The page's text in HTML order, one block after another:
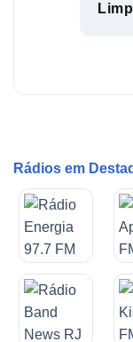
Rádios em